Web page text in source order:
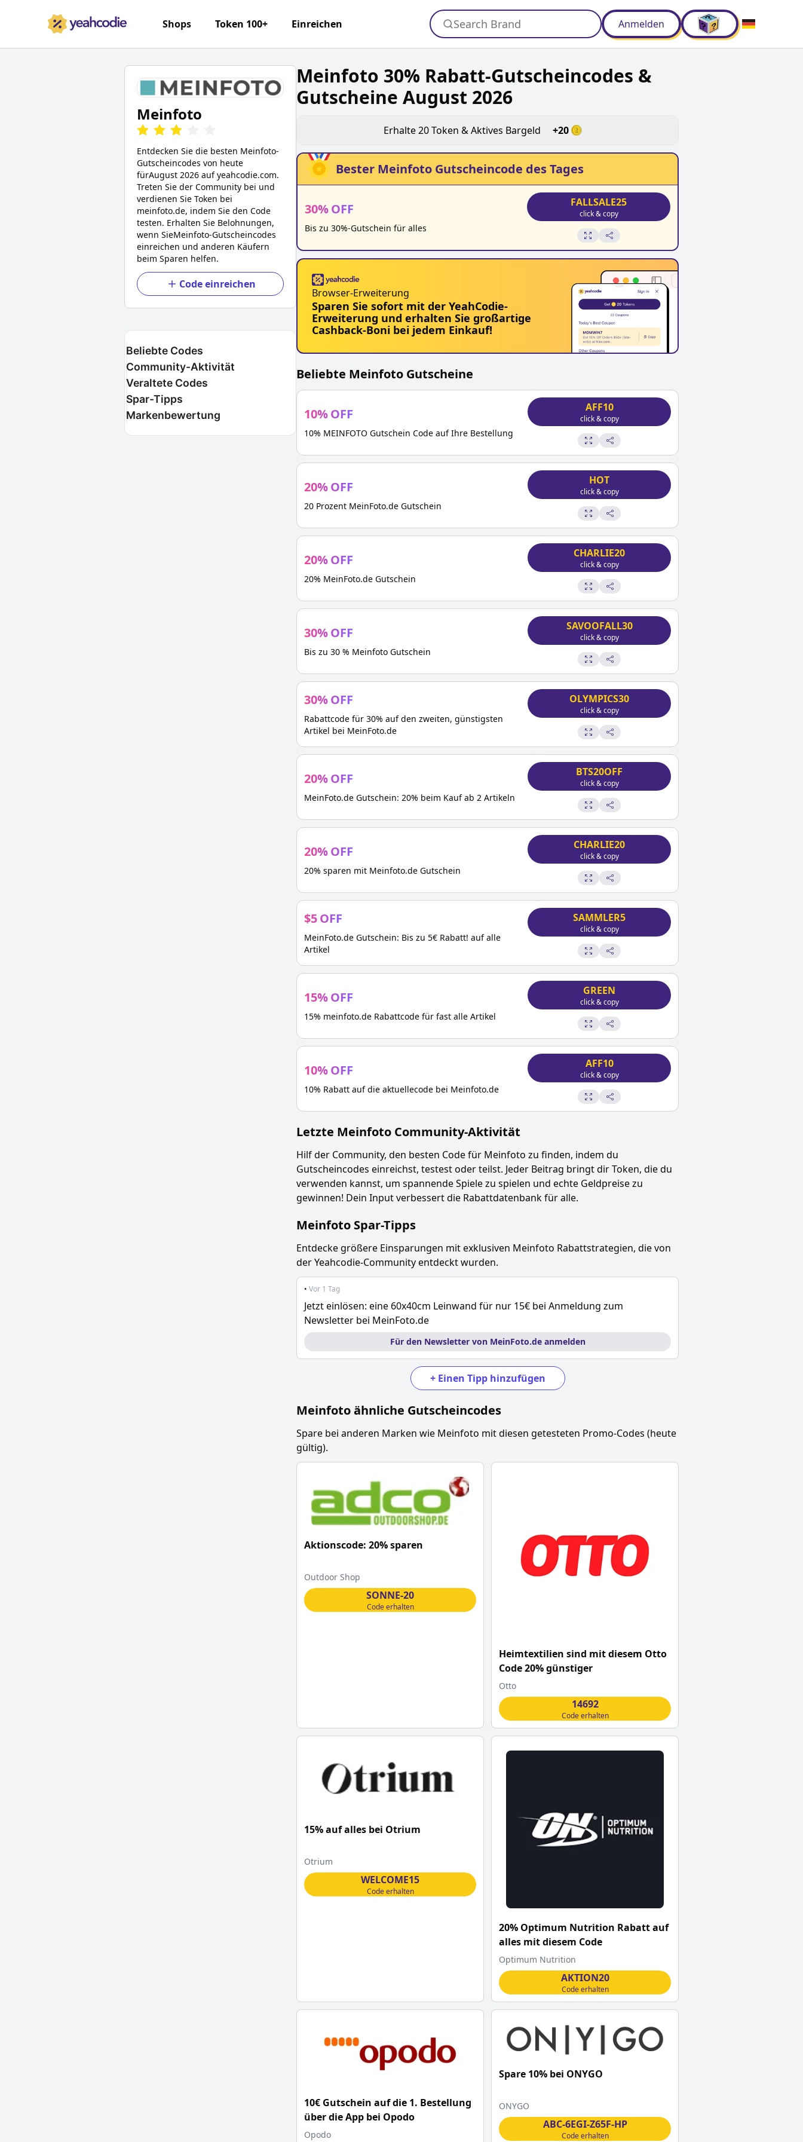
Shops Token 100+ Einreichen Search Brand Anmelden
Meinfoto
Entdecken Sie die besten Meinfoto-
Gutscheincodes von heute
fürAugust 2026 auf yeahcodie.com.
Treten Sie der Community bei und
verdienen Sie Token bei
meinfoto.de, indem Sie den Code
testen. Erhalten Sie Belohnungen,
wenn SieMeinfoto-Gutscheincodes
einreichen und anderen Käufern
beim Sparen helfen.
Code einreichen
Beliebte Codes
Community-Aktivität
Veraltete Codes
Spar-Tipps
Markenbewertung
Meinfoto 30% Rabatt-Gutscheincodes &
Gutscheine August 2026
Erhalte20Token & Aktives Bargeld +20
Bester Meinfoto Gutscheincode des Tages
30%OFF
Bis zu 30%-Gutschein für alles
FALLSALE25
click & copy
Browser-Erweiterung
Sparen Sie sofort mit der YeahCodie-
Erweiterung und erhalten Sie großartige
Cashback-Boni bei jedem Einkauf!
Beliebte Meinfoto Gutscheine
10%OFF
10% MEINFOTO Gutschein Code auf Ihre Bestellung
AFF10
click & copy
20%OFF
20 Prozent MeinFoto.de Gutschein
HOT
click & copy
20%OFF
20% MeinFoto.de Gutschein
CHARLIE20
click & copy
30%OFF
Bis zu 30 % Meinfoto Gutschein
SAVOOFALL30
click & copy
30%OFF
Rabattcode für 30% auf den zweiten, günstigsten
Artikel bei MeinFoto.de
OLYMPICS30
click & copy
20%OFF
MeinFoto.de Gutschein: 20% beim Kauf ab 2 Artikeln
BTS20OFF
click & copy
20%OFF
20% sparen mit Meinfoto.de Gutschein
CHARLIE20
click & copy
$5OFF
MeinFoto.de Gutschein: Bis zu 5€ Rabatt! auf alle
Artikel
SAMMLER5
click & copy
15%OFF
15% meinfoto.de Rabattcode für fast alle Artikel
GREEN
click & copy
10%OFF
10% Rabatt auf die aktuellecode bei Meinfoto.de
AFF10
click & copy
Letzte Meinfoto Community-Aktivität
Hilf der Community, den besten Code für Meinfoto zu finden, indem du
Gutscheincodes einreichst, testest oder teilst. Jeder Beitrag bringt dir Token, die du
verwenden kannst, um spannende Spiele zu spielen und echte Geldpreise zu
gewinnen! Dein Input verbessert die Rabattdatenbank für alle.
Meinfoto Spar-Tipps
Entdecke größere Einsparungen mit exklusiven Meinfoto Rabattstrategien, die von
der Yeahcodie-Community entdeckt wurden.
• Vor 1 Tag
Jetzt einlösen: eine 60x40cm Leinwand für nur 15€ bei Anmeldung zum
Newsletter bei MeinFoto.de
Für den Newsletter von MeinFoto.de anmelden
+ Einen Tipp hinzufügen
Meinfotoähnliche Gutscheincodes
Spare bei anderen Marken wie Meinfoto mit diesen getesteten Promo-Codes (heute
gültig).
Aktionscode: 20% sparen
Outdoor Shop
SONNE-20
Code erhalten
Heimtextilien sind mit diesem Otto
Code 20% günstiger
Otto
14692
Code erhalten
15% auf alles bei Otrium
Otrium
WELCOME15
Code erhalten
20% Optimum Nutrition Rabatt auf
alles mit diesem Code
Optimum Nutrition
AKTION20
Code erhalten
10€ Gutschein auf die 1. Bestellung
über die App bei Opodo
Opodo
Spare 10% bei ONYGO
ONYGO
ABC-6EGI-Z65F-HP
Code erhalten